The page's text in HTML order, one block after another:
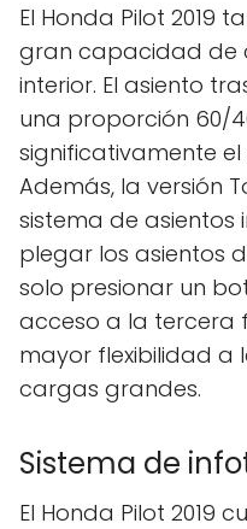
El Honda Pilot 2019
gran capacidad de
interior. El asiento
una proporción 60/
significativamente
Además, la versión
sistema de asientos
plegar los asientos
solo presionar un
acceso a la tercera
mayor flexibilidad
cargas grandes.
Sistema de
El Honda Pilot 2019